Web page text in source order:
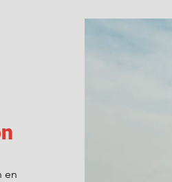
en